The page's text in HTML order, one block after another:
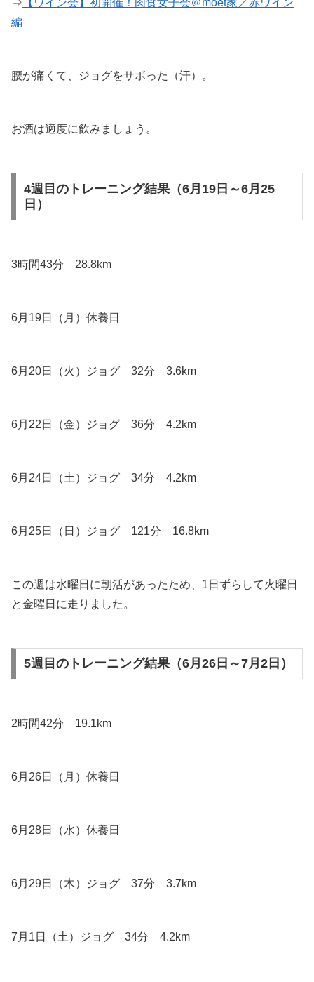
⇒ 【ワイン会】初開催！肉食女子会＠moet家／赤ワイン
編
腰が痛くて、ジョグをサボった（汗）。
お酒は適度に飲みましょう。
4週目のトレーニング結果（6月19日～6月25
日）
3時間43分 28.8km
6月19日（月）休養日
6月20日（火）ジョグ 32分 3.6km
6月22日（金）ジョグ 36分 4.2km
6月24日（土）ジョグ 34分 4.2km
6月25日（日）ジョグ 121分 16.8km
この週は水曜日に朝活があったため、1日ずらして火曜日
と金曜日に走りました。
5週目のトレーニング結果（6月26日～7月2日）
2時間42分 19.1km
6月26日（月）休養日
6月28日（水）休養日
6月29日（木）ジョグ 37分 3.7km
7月1日（土）ジョグ 34分 4.2km